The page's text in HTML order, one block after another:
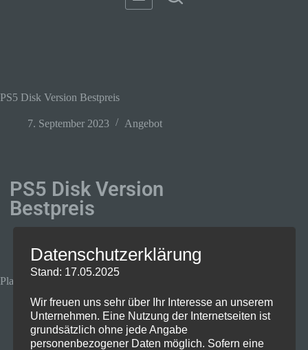
PS5 Disk Version Bestpreis
7. September 2023 Angebot
PS5 Disk Version
Bestpreis
Play­Sta­ti­on 5 mit Laufwerk
Datenschutzerklärung
Stand: 17.05.2025
Wir freuen uns sehr über Ihr Interesse an unserem
Unternehmen. Eine Nutzung der Internetseiten ist
grundsätzlich ohne jede Angabe
personenbezogener Daten möglich. Sofern eine